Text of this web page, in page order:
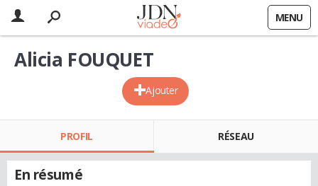
MENU
Ajouter
Alicia FOUQUET
PROFIL RÉSEAU
En résumé